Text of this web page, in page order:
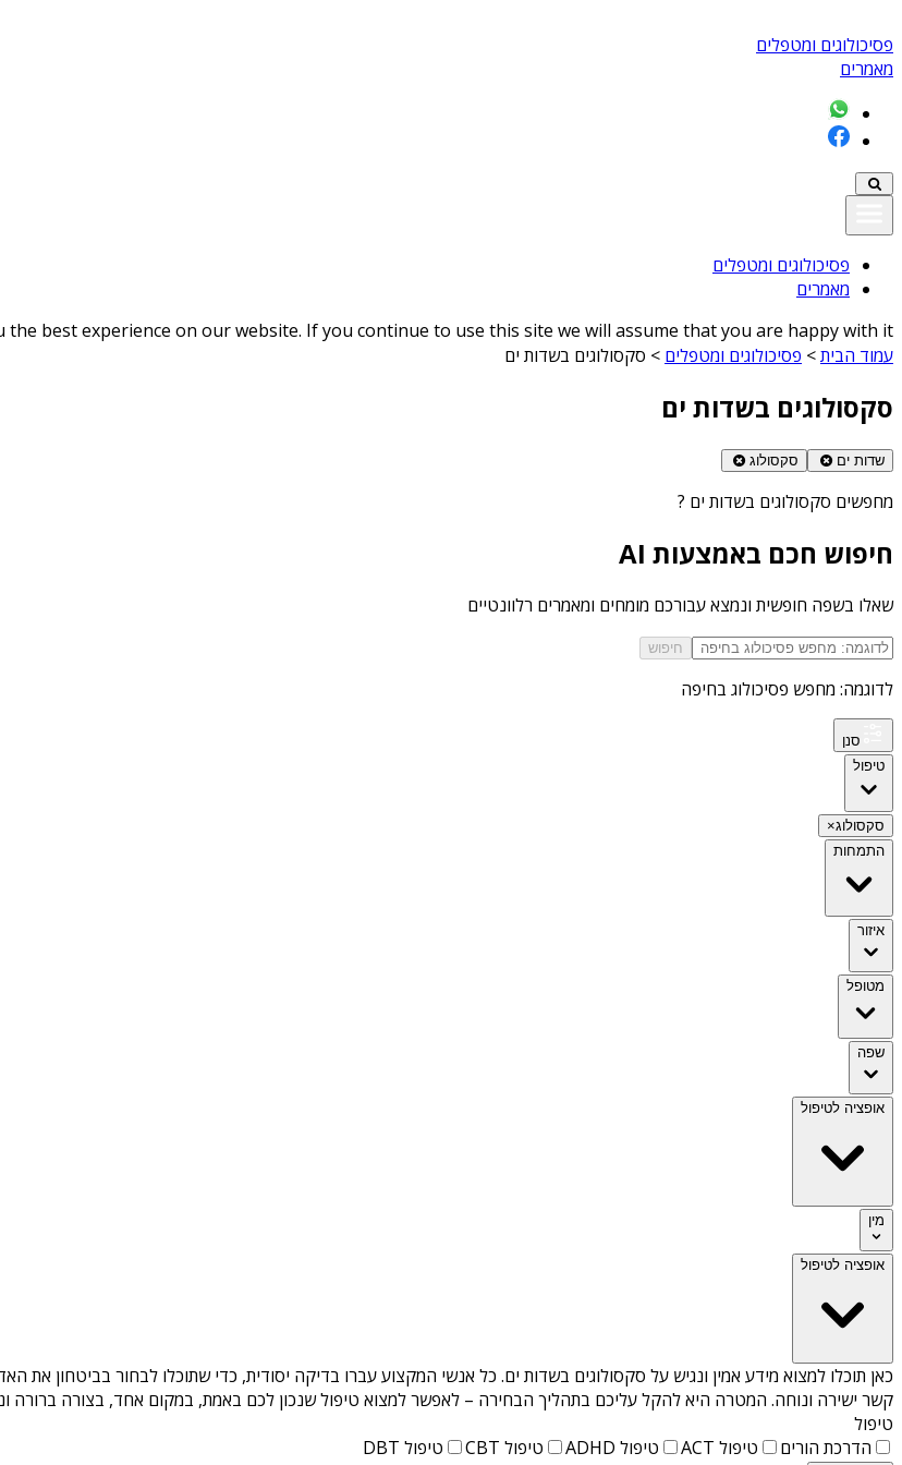
פסיכולוגים ומטפלים
מאמרים
פסיכולוגים ומטפלים
מאמרים
the best experience on our website. If you continue to use this site we will assume that you are happy with it
עמוד הבית> פסיכולוגים ומטפלים > סקסולוגים בשדות ים
סקסולוגים בשדות ים
שדות ים סקסולוג
מחפשים סקסולוגים בשדות ים ?
חיפוש חכם באמצעות AI
שאלו בשפה חופשית ונמצא עבורכם מומחים ומאמרים רלוונטיים
חיפוש
לדוגמה: מחפש פסיכולוג בחיפה
סנן
טיפול
סקסולוג×
התמחות
איזור
מטופל
שפה
אופציה לטיפול
מין
אופציה לטיפול
כאן תוכלו למצוא מידע אמין ונגיש על סקסולוגים בשדות ים. כל אנשי המקצוע עברו בדיקה יסודית, כדי שתוכלו לבחור בביטחון את
קשר ישירה ונוחה. המטרה היא להקל עליכם בתהליך הבחירה – לאפשר למצוא טיפול שנכון לכם באמת, במקום אחד, בצורה ברורה
טיפול
הדרכת הורים
טיפול ACT טיפול ADHD טיפול CBT טיפול DBT